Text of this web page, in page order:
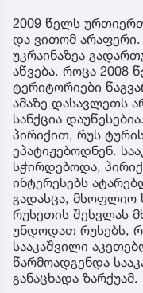
2009 წელს
და ვითომ არაფერი.
უკრაინაზეა
აწვება. როცა 2008
ტერიტორიები
ამაზე დასავლეთს
სანქცია
პირიქით, რუს
ეპატიჟებოდნენ.
სჭირდებოდა,
ინტერესებს
გადასცა, მსოფლიო
რუსეთის შესვლას
უნდოდათ რუსებს,
სააკაშვილი
წარმოადგენდა
განაცხადა ზარქუამ.